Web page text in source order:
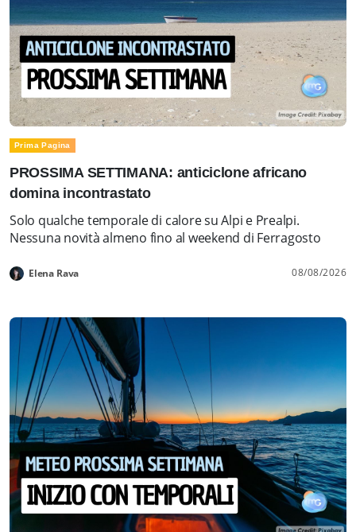
Prima Pagina
PROSSIMA SETTIMANA: anticiclone africano
domina incontrastato
Solo qualche temporale di calore su Alpi e Prealpi.
Nessuna novità almeno fino al weekend di Ferragosto
Elena Rava 08/08/2026